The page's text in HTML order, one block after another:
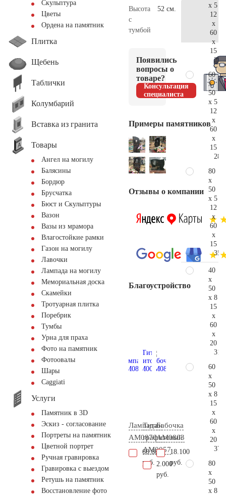
Скульптура
Цветы
Ордена на памятник
Плитка
Щебень
Таблички
Колумбарий
Вставка из гранита
Товары
Ангел на могилу
Балясины
Бордюр
Брусчатка
Бюст и Скульптуры
Вазон
Вазы из мрамора
Влагостойкие рамки
Газон на могилу
Лавочки
Лампада на могилу
Мемориальная доска
Скамейки
Тротуарная плитка
Поребрик
Тумбы
Урна для праха
Фото на памятник
Фотоовалы
Шары
Сaggiati
Услуги
Памятник в 3D
Эскиз - согласование
Портреты на памятник
Цветной портрет
Ручная гравировка
Гравировка с выездом
Ретушь на памятник
Восстановление фото
Высота
с
тумбой
52 см.
Появились
вопросы о
товаре?
Консультация
специалиста
Примеры памятников
Отзывы о компании
Благоустройство
Лампада
AM0870
60.800
руб.
Титан
графитовый
AM0057
2.000
руб.
Бабочка
AM0803
18.100
руб.
x 5
12
x
60
x
15
60
x
50
x 5
12
x
60
x
15
80
x
50
x 5
12
x
60
x
15
40
x
50
x 8
15
x
60
x
20
60
x
50
x 8
15
x
60
x
20
80
x
50
x 8